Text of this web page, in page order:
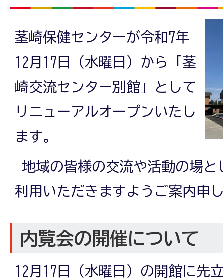
茎崎保健センターが令和7年
12月17日（水曜日）から「茎
崎交流センター別館」として
リニューアルオープンいたし
ます。
地域の皆様の交流や活動の場と
利用いただきますようご案内申
内覧会の開催について
12月17日（水曜日）の開館に先